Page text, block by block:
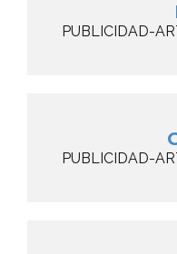
PUBLICIDAD-
PUBLICIDAD-